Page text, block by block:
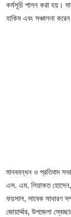
খেলা
রাজশাহী বিভাগ
খুলনা বিভাগ
কর্মসূচি পালন করা হয়।
হাকিম এবং সঞ্চালনা
মানববন্ধন ও প্রতিবাদ
এস. এম. লিয়াকত হোসেন,
ফয়সাল, সাবেক সাধারণ
জোয়ার্দ্দার, উপজেলা